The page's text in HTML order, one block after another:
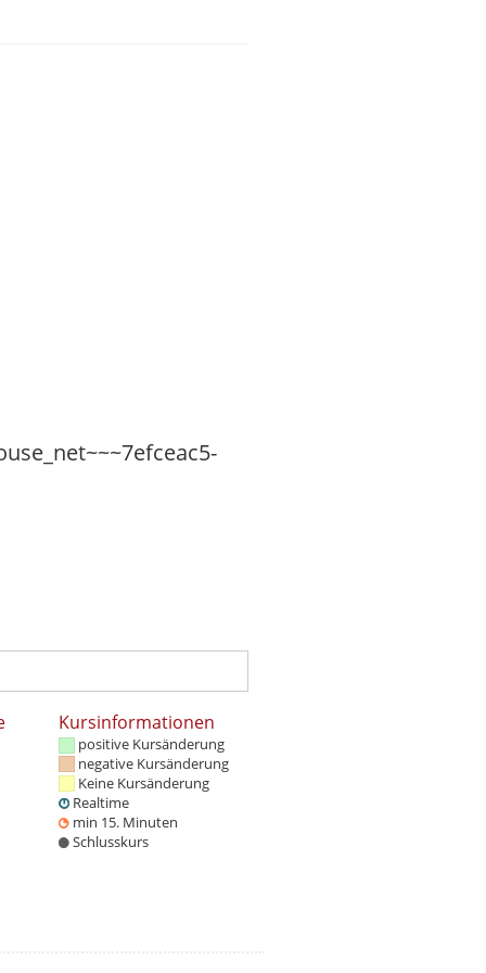
Kursinformationen
positive Kursänderung
negative Kursänderung
Keine Kursänderung
Realtime
min 15. Minuten
Schlusskurs